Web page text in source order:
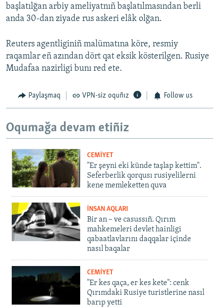
başlatılğan arbiy ameliyatnıñ başlatılmasından berli
anda 30-dan ziyade rus askeri elâk olğan.
Reuters agentliginiñ malümatına köre, resmiy
raqamlar eñ azından dört qat eksik kösterilgen. Rusiye
Mudafaa nazirligi bunı red ete.
Paylaşmaq VPN-siz oquñız Follow us
Oqumağa devam etiñiz
CEMİYET
"Er şeyni eki künde taşlap kettim".
Seferberlik qorqusı rusiyelilerni
kene memleketten quva
İNSAN AQLARI
Bir an – ve casussıñ. Qırım
mahkemeleri devlet hainligi
qabaatlavlarını daqqalar içinde
nasıl baqalar
CEMİYET
"Er kes qaça, er kes kete": cenk
Qırımdaki Rusiye turistlerine nasıl
barıp yetti